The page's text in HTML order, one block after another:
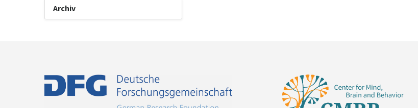
Archiv